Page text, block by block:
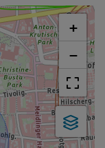
+
−